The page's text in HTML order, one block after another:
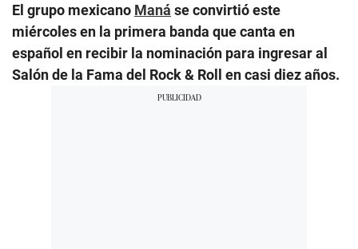
El grupo mexicano Maná se convirtió este
miércoles en la primera banda que canta en
español en recibir la nominación para ingresar al
Salón de la Fama del Rock & Roll en casi diez años.